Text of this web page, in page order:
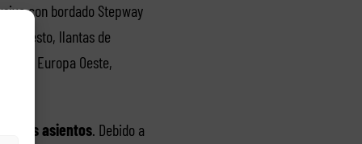
con bordado Stepway
repuesto, llantas de
Europa Oeste,
asientos. Debido a